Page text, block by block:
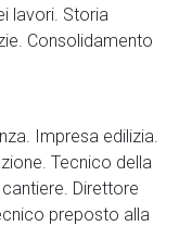
lavori. Storia
Consolidamento
Impresa edilizia.
Tecnico della
Direttore
preposto alla